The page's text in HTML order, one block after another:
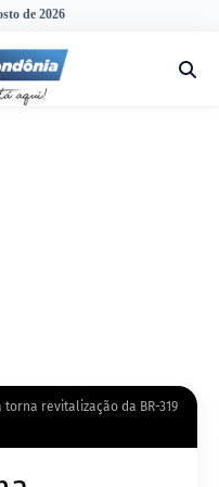
de 2026
torna revitalização da BR-319